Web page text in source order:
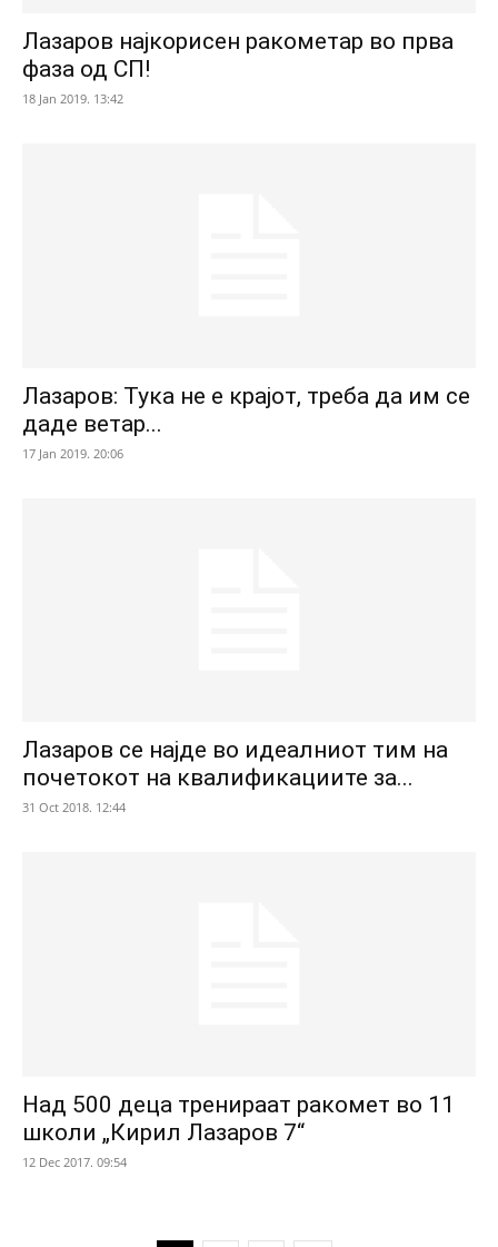
Лазаров најкорисен ракометар во прва
фаза од СП!
18 Jan 2019. 13:42
Лазаров: Тука не е крајот, треба да им се
даде ветар...
17 Jan 2019. 20:06
Лазаров се најде во идеалниот тим на
почетокот на квалификациите за...
31 Oct 2018. 12:44
Над 500 деца тренираат ракомет во 11
школи „Кирил Лазаров 7“
12 Dec 2017. 09:54